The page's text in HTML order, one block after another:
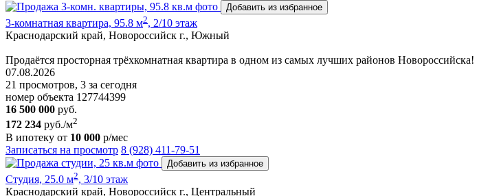
Добавить из избранное
3-комнатная квартира, 95.8 м2, 2/10 этаж
Краснодарский край, Новороссийск г., Южный
Продаётся просторная трёхкомнатная квартира в одном из самых лучших районов
07.08.2026
21 просмотров, 3 за сегодня
номер объекта 127744399
16 500 000 руб.
172 234 руб./м2
В ипотеку от 10 000 р/мес
Записаться на просмотр 8 (928) 411-79-51
Добавить из избранное
Студия, 25.0 м2, 3/10 этаж
Краснодарский край, Новороссийск г., Центральный